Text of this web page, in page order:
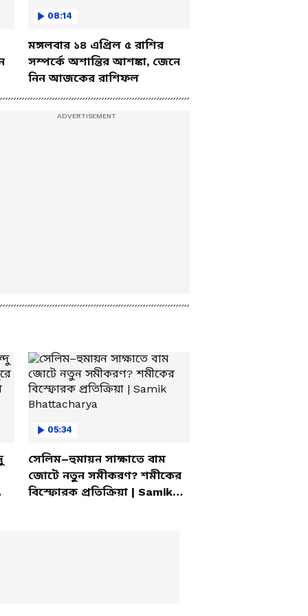
08:14
মঙ্গলবার ১৪ এপ্রিল ৫ রাশির
সম্পর্কে অশান্তির আশঙ্কা, জেনে
নিন আজকের রাশিফল
05:34
সেলিম–হুমায়ন সাক্ষাতে বাম
জোটে নতুন সমীকরণ? শমীকের
বিস্ফোরক প্রতিক্রিয়া | Samik